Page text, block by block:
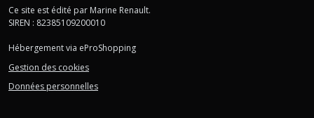
Ce site est édité par Marine Renault.
SIREN : 82385109200010
Hébergement via eProShopping
Gestion des cookies
Données personnelles